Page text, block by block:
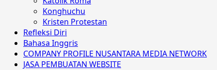
Konghuchu
Kristen Protestan
Refleksi Diri
Bahasa Inggris
COMPANY PROFILE NUSANTARA MEDIA NETWORK
JASA PEMBUATAN WEBSITE